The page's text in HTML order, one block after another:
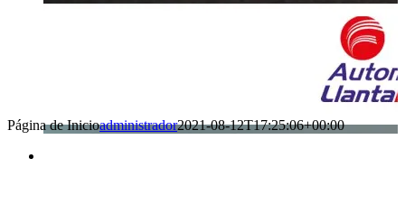
Página de Inicioadministrador2021-08-12T17:25:06+00:00